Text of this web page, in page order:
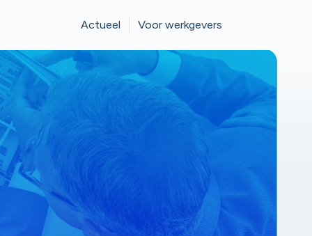
Actueel Voor werkgevers